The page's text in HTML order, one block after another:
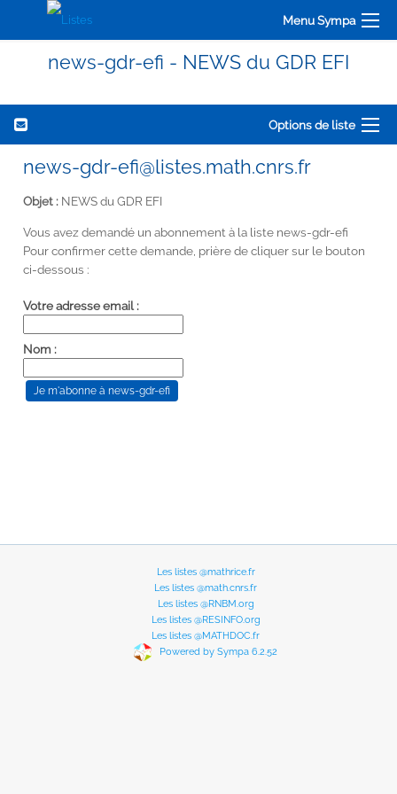
Menu Sympa
news-gdr-efi - NEWS du GDR EFI
Options de liste
news-gdr-efi@listes.math.cnrs.fr
Objet : NEWS du GDR EFI
Vous avez demandé un abonnement à la liste news-gdr-efi
Pour confirmer cette demande, prière de cliquer sur le bouton
ci-dessous :
Votre adresse email :
Nom :
Les listes @mathrice.fr
Les listes @math.cnrs.fr
Les listes @RNBM.org
Les listes @RESINFO.org
Les listes @MATHDOC.fr
Powered by Sympa 6.2.52